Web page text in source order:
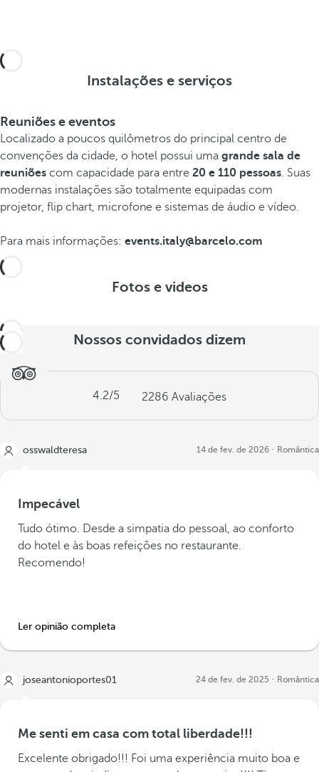
Instalações e serviços
Reuniões e eventos
Localizado a poucos quilômetros do principal centro de
convenções da cidade, o hotel possui uma grande sala de
reuniões com capacidade para entre 20 e 110 pessoas. Suas
modernas instalações são totalmente equipadas com
projetor, flip chart, microfone e sistemas de áudio e vídeo.
Para mais informações: events.italy@barcelo.com
Fotos e videos
Nossos convidados dizem
4.2/5 2286 Avaliações
osswaldteresa 14 de fev. de 2026 Romântica
Impecável
Tudo ótimo. Desde a simpatia do pessoal, ao conforto
do hotel e às boas refeições no restaurante.
Recomendo!
Ler opinião completa
joseantonioportes01 24 de fev. de 2025 Romântica
Me senti em casa com total liberdade!!!
Excelente obrigado!!! Foi uma experiência muito boa e